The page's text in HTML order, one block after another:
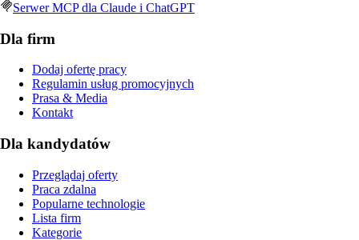
Serwer MCP dla Claude i ChatGPT
Dla firm
Dodaj ofertę pracy
Regulamin usług promocyjnych
Prasa & Media
Kontakt
Dla kandydatów
Przeglądaj oferty
Praca zdalna
Popularne technologie
Lista firm
Kategorie